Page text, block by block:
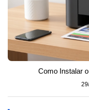
Como Instalar